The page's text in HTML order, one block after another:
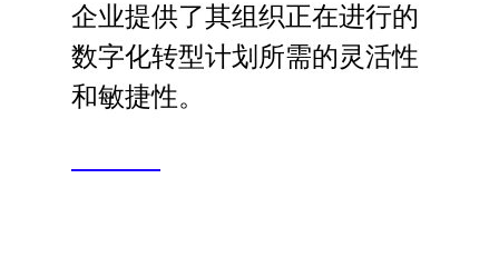
登录
企业提供了其组织正在进行的
数字化转型计划所需的灵活性
和敏捷性。